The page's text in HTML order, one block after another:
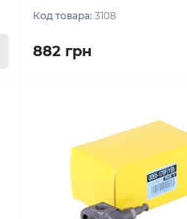
Код товара:3108
882 грн